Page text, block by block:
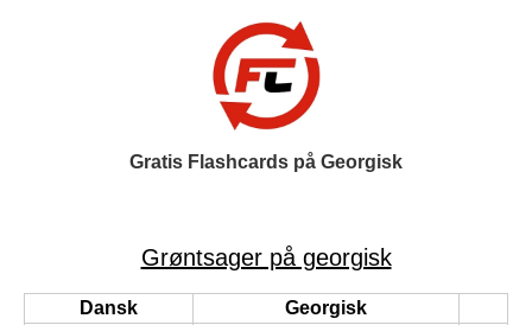
Gratis Flashcards på Georgisk
Grøntsager på georgisk
Dansk Georgisk